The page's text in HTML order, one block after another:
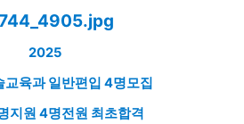
2025
교육과 일반편입 4명모집
지원 4명전원 최초합격